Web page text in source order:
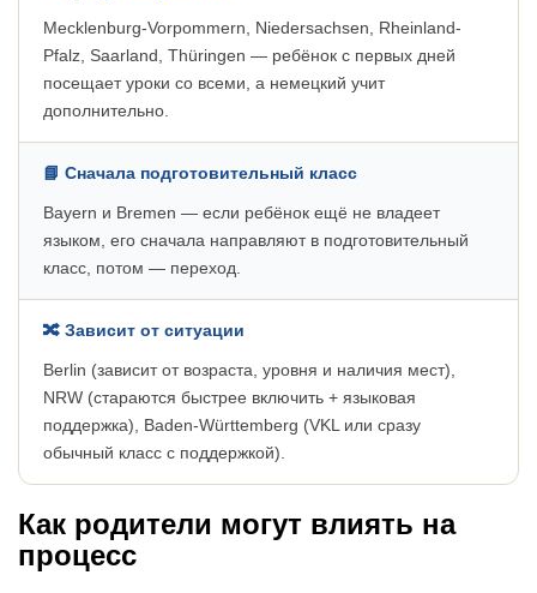
Mecklenburg-Vorpommern, Niedersachsen, Rheinland-
Pfalz, Saarland, Thüringen — ребёнок с первых дней
посещает уроки со всеми, а немецкий учит
дополнительно.
📘 Сначала подготовительный класс
Bayern и Bremen — если ребёнок ещё не владеет
языком, его сначала направляют в подготовительный
класс, потом — переход.
🔀 Зависит от ситуации
Berlin (зависит от возраста, уровня и наличия мест),
NRW (стараются быстрее включить + языковая
поддержка), Baden-Württemberg (VKL или сразу
обычный класс с поддержкой).
Как родители могут влиять на
процесс